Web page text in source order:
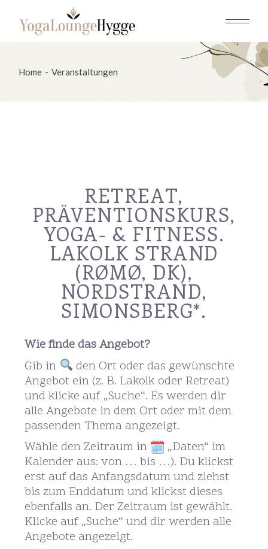
Home Veranstaltungen
RETREAT,
PRÄVENTIONSKURS,
YOGA- & FITNESS.
LAKOLK STRAND
(RØMØ, DK),
NORDSTRAND,
SIMONSBERG*.
Wie finde das Angebot?
Gib in
den Ort oder das gewünschte
Angebot ein (z. B. Lakolk oder Retreat)
und klicke auf „Suche“. Es werden dir
alle Angebote in dem Ort oder mit dem
passenden Thema angezeigt.
Wähle den Zeitraum in
„Daten“ im
Kalender aus: von … bis …). Du klickst
erst auf das Anfangsdatum und ziehst
bis zum Enddatum und klickst dieses
ebenfalls an. Der Zeitraum ist gewählt.
Klicke auf „Suche“ und dir werden alle
Angebote angezeigt.